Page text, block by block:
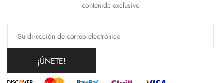
contenido exclusivo
¡ÚNETE!